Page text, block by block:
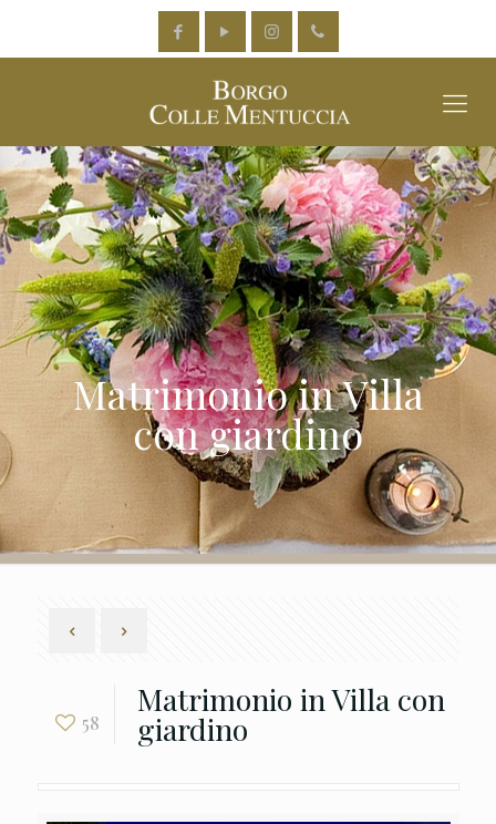
Matrimonio in Villa
con giardino
58
Matrimonio in Villa con
giardino